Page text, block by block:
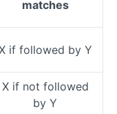
matches
if followed by Y
X if not followed
by Y